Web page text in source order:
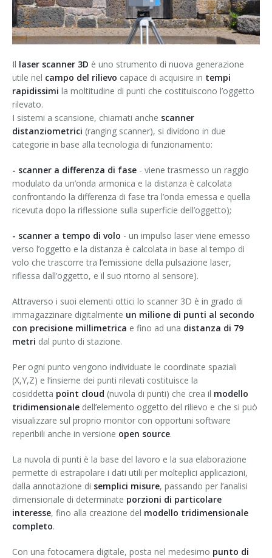
Impianti industriali e produttivi
Contatti
Il laser scanner 3D è uno strumento di nuova generazione
utile nel campo del rilievo capace di acquisire in tempi
rapidissimi la moltitudine di punti che costituiscono l’oggetto
rilevato.
I sistemi a scansione, chiamati anche scanner
distanziometrici (ranging scanner), si dividono in due
categorie in base alla tecnologia di funzionamento:
- scanner a differenza di fase - viene trasmesso un raggio
modulato da un’onda armonica e la distanza è calcolata
confrontando la differenza di fase tra l’onda emessa e quella
ricevuta dopo la riflessione sulla superficie dell’oggetto);
- scanner a tempo di volo - un impulso laser viene emesso
verso l’oggetto e la distanza è calcolata in base al tempo di
volo che trascorre tra l’emissione della pulsazione laser,
riflessa dall’oggetto, e il suo ritorno al sensore).
Attraverso i suoi elementi ottici lo scanner 3D è in grado di
immagazzinare digitalmente un milione di punti al secondo
con precisione millimetrica e fino ad una distanza di 79
metri dal punto di stazione.
Per ogni punto vengono individuate le coordinate spaziali
(X,Y,Z) e l’insieme dei punti rilevati costituisce la
cosiddetta point cloud (nuvola di punti) che crea il modello
tridimensionale dell’elemento oggetto del rilievo e che si può
visualizzare sul proprio monitor con opportuni software
reperibili anche in versione open source.
La nuvola di punti è la base del lavoro e la sua elaborazione
permette di estrapolare i dati utili per molteplici applicazioni,
dalla annotazione di semplici misure, passando per l’analisi
dimensionale di determinate porzioni di particolare
interesse, fino alla creazione del modello tridimensionale
completo.
Con una fotocamera digitale, posta nel medesimo punto di